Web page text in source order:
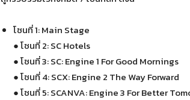
โซนที่ 1: Main Stage
● โซนที่ 2: SC Hotels
● โซนที่ 3: SC: Engine 1 For Good Mornings
● โซนที่ 4: SCX: Engine 2 The Way Forward
● โซนที่ 5: SCANVA: Engine 3 For Better